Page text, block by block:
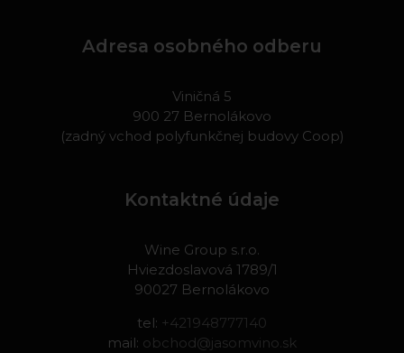
Adresa osobného odberu
Viničná 5
900 27 Bernolákovo
(zadný vchod polyfunkčnej budovy Coop)
Kontaktné údaje
Wine Group s.r.o.
Hviezdoslavová 1789/1
90027 Bernolákovo
tel: +421948777140
mail: obchod@jasomvino.sk